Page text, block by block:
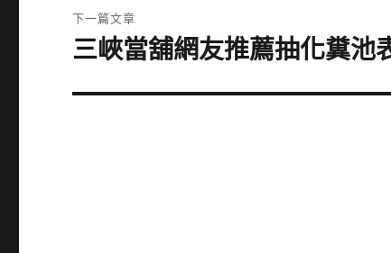
文
章:
下一篇文章
下
篇
三峽當舖網友推薦抽化糞池